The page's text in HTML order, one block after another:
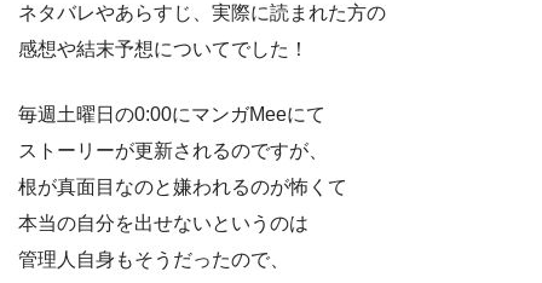
ネタバレやあらすじ、実際に読まれた方の
感想や結末予想についてでした！
毎週土曜日の0:00にマンガMeeにて
ストーリーが更新されるのですが、
根が真面目なのと嫌われるのが怖くて
本当の自分を出せないというのは
管理人自身もそうだったので、